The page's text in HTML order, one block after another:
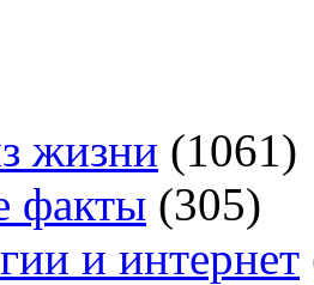
жизни (1061)
факты (305)
и интернет